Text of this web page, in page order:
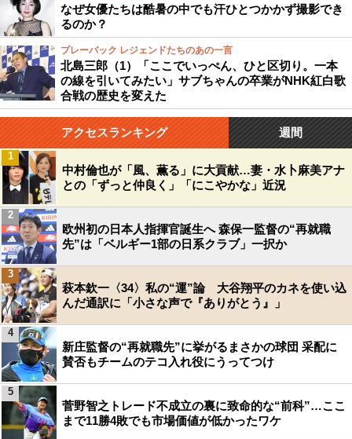
なぜ女優たちは酷暑の中でも汗ひとつかかず撮影でき
るのか？
プレーバック レジェンドたちのあの一言
北島三郎（1）「ここでいっぺん、ひと区切り。一本
の線を引いてみたい」サブちゃんの卒業がNHK紅白歌
合戦の歴史を変えた
アクセスランキング 週間
中村倫也が「風、薫る」に大貢献…妻・水卜麻美アナ
との「ずっと仲良く」「にこやかな」近況
1
欧州初の日本人指揮官誕生へ 森保一監督の“再就職
先”は「ベルギー1部の日系クラブ」一択か
2
萩本欽一〈34〉私の“運”論 大谷翔平のカネを使い込
んだ通訳に「小さな声で『ありがとう』」
3
新庄監督の“再就職先”に挙がるまさかの球団 采配に
賛否もチームのテコ入れ役にうってつけ
4
菅野智之トレード不成立の裏に致命的な“前科”…ここ
まで11勝4敗でも市場価値が低かったワケ
5